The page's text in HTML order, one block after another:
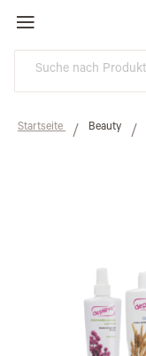
Startseite Beauty